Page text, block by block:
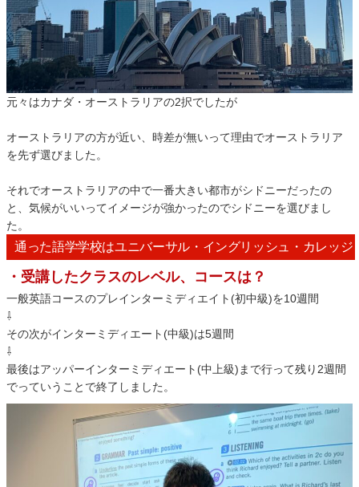
元々はカナダ・オーストラリアの2択でしたが
オーストラリアの方が近い、時差が無いって理由でオーストラリア
を先ず選びました。
それでオーストラリアの中で一番大きい都市がシドニーだったの
と、気候がいいってイメージが強かったのでシドニーを選びまし
た。
通った語学学校はユニバーサル・イングリッシュ・カレッジ
・受講したクラスのレベル、コースは？
一般英語コースのプレインターミディエイト(初中級)を10週間
⇩
その次がインターミディエート(中級)は5週間
⇩
最後はアッパーインターミディエート(中上級)まで行って残り2週間
でっていうことで終了しました。